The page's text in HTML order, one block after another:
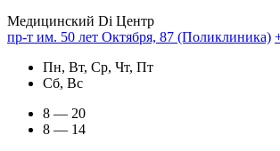
Медицинский Di Центр
пр-т им. 50 лет Октября, 87 (Поликлиника)
Пн, Вт, Ср, Чт, Пт
Сб, Вс
8 — 20
8 — 14